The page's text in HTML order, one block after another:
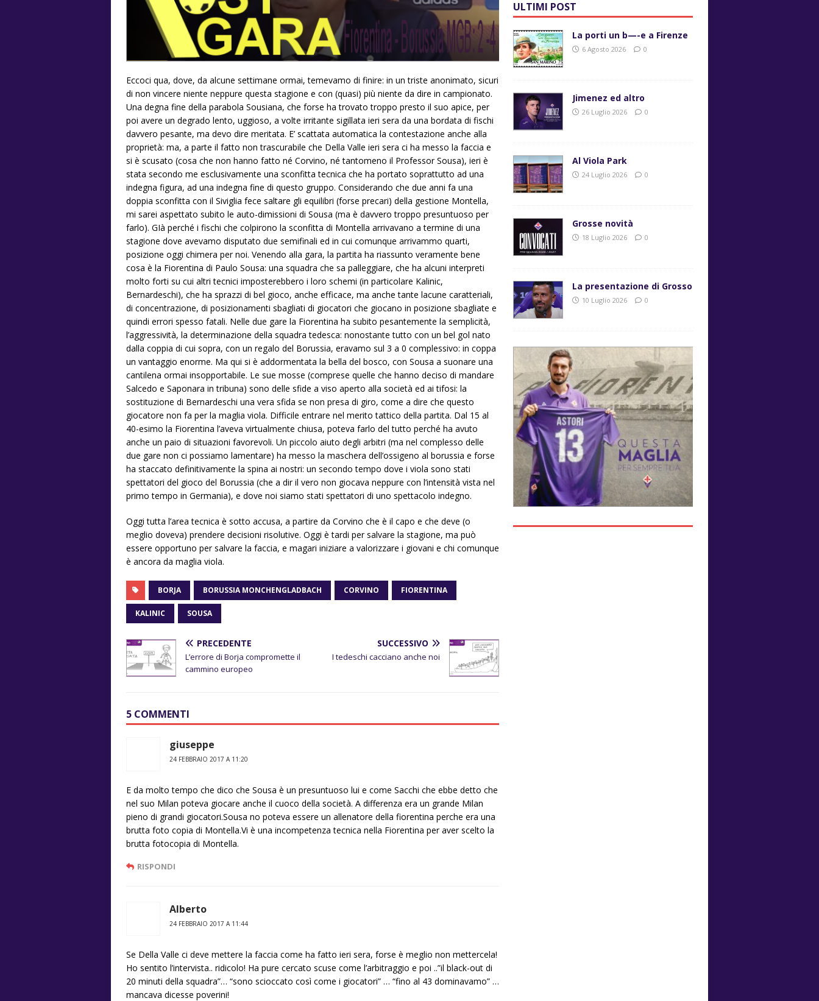
Eccoci qua, dove, da alcune settimane ormai, temevamo di finire: in un triste anonimato, sicuri
di non vincere niente neppure questa stagione e con (quasi) più niente da dire in campionato.
Una degna fine della parabola Sousiana, che forse ha trovato troppo presto il suo apice, per
poi avere un degrado lento, uggioso, a volte irritante sigillata ieri sera da una bordata di fischi
davvero pesante, ma devo dire meritata. E’ scattata automatica la contestazione anche alla
proprietà: ma, a parte il fatto non trascurabile che Della Valle ieri sera ci ha messo la faccia e
si è scusato (cosa che non hanno fatto né Corvino, né tantomeno il Professor Sousa), ieri è
stata secondo me esclusivamente una sconfitta tecnica che ha portato soprattutto ad una
indegna figura, ad una indegna fine di questo gruppo. Considerando che due anni fa una
doppia sconfitta con il Siviglia fece saltare gli equilibri (forse precari) della gestione Montella,
mi sarei aspettato subito le auto-dimissioni di Sousa (ma è davvero troppo presuntuoso per
farlo). GIà perché i fischi che colpirono la sconfitta di Montella arrivavano a termine di una
stagione dove avevamo disputato due semifinali ed in cui comunque arrivammo quarti,
posizione oggi chimera per noi. Venendo alla gara, la partita ha riassunto veramente bene
cosa è la Fiorentina di Paulo Sousa: una squadra che sa palleggiare, che ha alcuni interpreti
molto forti su cui altri tecnici imposterebbero i loro schemi (in particolare Kalinic,
Bernardeschi), che ha sprazzi di bel gioco, anche efficace, ma anche tante lacune caratteriali,
di concentrazione, di posizionamenti sbagliati di giocatori che giocano in posizione sbagliate e
quindi errori spesso fatali. Nelle due gare la Fiorentina ha subito pesantemente la semplicità,
l’aggressività, la determinazione della squadra tedesca: nonostante tutto con un bel gol nato
dalla coppia di cui sopra, con un regalo del Borussia, eravamo sul 3 a 0 complessivo: in coppa
un vantaggio enorme. Ma qui si è addormentata la bella del bosco, con Sousa a suonare una
cantilena ormai insopportabile. Le sue mosse (comprese quelle che hanno deciso di mandare
Salcedo e Saponara in tribuna) sono delle sfide a viso aperto alla società ed ai tifosi: la
sostituzione di Bernardeschi una vera sfida se non presa di giro, come a dire che questo
giocatore non fa per la maglia viola. Difficile entrare nel merito tattico della partita. Dal 15 al
40-esimo la Fiorentina l’aveva virtualmente chiusa, poteva farlo del tutto perché ha avuto
anche un paio di situazioni favorevoli. Un piccolo aiuto degli arbitri (ma nel complesso delle
due gare non ci possiamo lamentare) ha messo la maschera dell’ossigeno al borussia e forse
ha staccato definitivamente la spina ai nostri: un secondo tempo dove i viola sono stati
spettatori del gioco del Borussia (che a dir il vero non giocava neppure con l’intensità vista nel
primo tempo in Germania), e dove noi siamo stati spettatori di uno spettacolo indegno.
Oggi tutta l’area tecnica è sotto accusa, a partire da Corvino che è il capo e che deve (o
meglio doveva) prendere decisioni risolutive. Oggi è tardi per salvare la stagione, ma può
essere opportuno per salvare la faccia, e magari iniziare a valorizzare i giovani e chi comunque
è ancora da maglia viola.
BORJA BORUSSIA MONCHENGLADBACH CORVINO FIORENTINA
KALINIC SOUSA
PRECEDENTE
L’errore di Borja compromette il
cammino europeo
SUCCESSIVO
I tedeschi cacciano anche noi
5 COMMENTI
giuseppe
24 FEBBRAIO 2017 A 11:20
E da molto tempo che dico che Sousa è un presuntuoso lui e come Sacchi che ebbe detto che
nel suo Milan poteva giocare anche il cuoco della società. A differenza era un grande Milan
pieno di grandi giocatori.Sousa no poteva essere un allenatore della fiorentina perche era una
brutta foto copia di Montella.Vi è una incompetenza tecnica nella Fiorentina per aver scelto la
brutta fotocopia di Montella.
RISPONDI
Alberto
24 FEBBRAIO 2017 A 11:44
Se Della Valle ci deve mettere la faccia come ha fatto ieri sera, forse è meglio non mettercela!
Ho sentito l’intervista.. ridicolo! Ha pure cercato scuse come l’arbitraggio e poi ..”il black-out di
20 minuti della squadra”… “sono scioccato così come i giocatori” … “fino al 43 dominavamo” …
mancava dicesse poverini!
ULTIMI POST
La porti un b—-e a Firenze
6 Agosto 2026 0
Jimenez ed altro
26 Luglio 2026 0
Al Viola Park
24 Luglio 2026 0
Grosse novità
18 Luglio 2026 0
La presentazione di Grosso
10 Luglio 2026 0